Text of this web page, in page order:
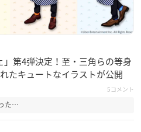
」第4弾決定！至・三角らの等身
たキュートなイラストが公開
5コメント
た…